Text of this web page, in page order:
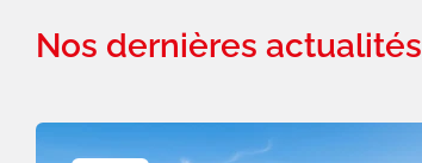
Nos dernières actualités